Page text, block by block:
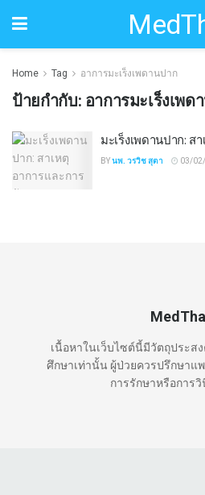
Home Tag อาการมะเร็งเพดานปาก
ป้ายกำกับ: อาการมะเร็งเพด
มะเร็งเพดานปาก: ส
BYนพ. วรวิช สุตา 03/
เนื้อหาในเว็บไซต์นี้มีวัตถุประส
ศึกษาเท่านั้น ผู้ป่วยควรปรึกษาแ
การรักษาหรือการ